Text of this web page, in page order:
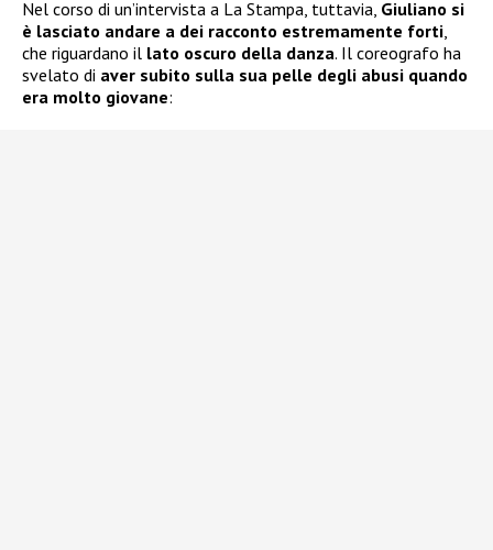
Nel corso di un’intervista a La Stampa, tuttavia, Giuliano si
è lasciato andare a dei racconto estremamente forti,
che riguardano il lato oscuro della danza. Il coreografo ha
svelato di aver subito sulla sua pelle degli abusi quando
era molto giovane: